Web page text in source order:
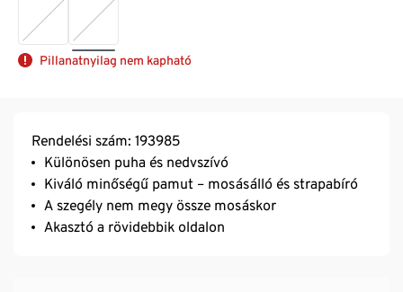
Pillanatnyilag nem kapható
Rendelési szám: 193985
Különösen puha és nedvszívó
Kiváló minőségű pamut – mosásálló és strapabíró
A szegély nem megy össze mosáskor
Akasztó a rövidebbik oldalon